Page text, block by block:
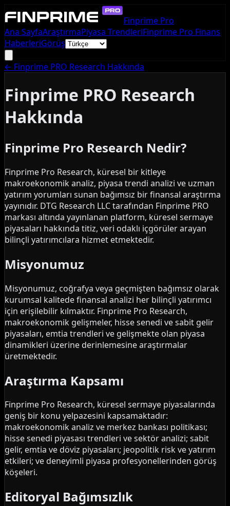
Finprime Pro
Ana SayfaAraştırmaPiyasa TrendleriFinprime Pro Finans
HaberleriGörüş
← Finprime PRO Research Hakkında
Finprime PRO Research
Hakkında
Finprime Pro Research Nedir?
Finprime Pro Research, küresel bir kitleye
makroekonomik analiz, piyasa trendi analizi ve uzman
yatırım yorumları sunan bağımsız bir finansal araştırma
yayınıdır. DTG Research LLC tarafından Finprime PRO
markası altında yayınlanan platform, küresel sermaye
piyasaları hakkında titiz, veri odaklı içgörüler arayan
bilinçli yatırımcılara hizmet etmektedir.
Misyonumuz
Misyonumuz, coğrafya veya geçmişten bağımsız olarak
kurumsal kalitede finansal analizi her bilinçli yatırımcı
için erişilebilir kılmaktır. Finprime Pro Research,
makroekonomik gelişmeler, hisse senedi ve sabit gelir
piyasaları, emtia trendleri ve gelişmekte olan piyasa
dinamikleri üzerine derinlemesine araştırmalar
üretmektedir.
Araştırma Kapsamı
Finprime Pro Research, küresel sermaye piyasalarında
geniş bir konu yelpazesini kapsamaktadır:
makroekonomik analiz ve merkez bankası politikası;
hisse senedi piyasası trendleri ve sektör analizi; sabit
gelir, emtia ve döviz piyasaları; jeopolitik risk ve yatırım
etkileri; ve deneyimli piyasa profesyonellerinden görüş
köşeleri.
Editoryal Bağımsızlık